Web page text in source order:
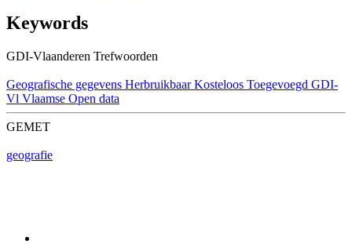
Keywords
GDI-Vlaanderen Trefwoorden
Geografische gegevens Herbruikbaar Kosteloos Toegevoegd GDI-
Vl Vlaamse Open data
GEMET
geografie